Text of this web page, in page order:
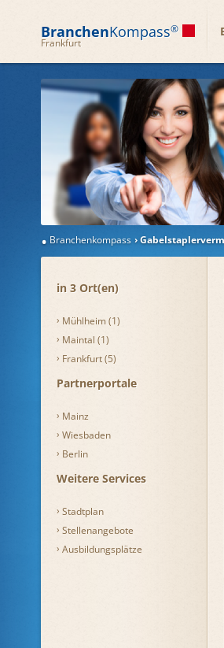
BranchenKompass®
Frankfurt
Branchenkompass
in 3 Ort(en)
Mühlheim (1)
Maintal (1)
Frankfurt (5)
Partnerportale
Mainz
Wiesbaden
Berlin
Weitere Services
Stadtplan
Stellenangebote
Ausbildungsplätze